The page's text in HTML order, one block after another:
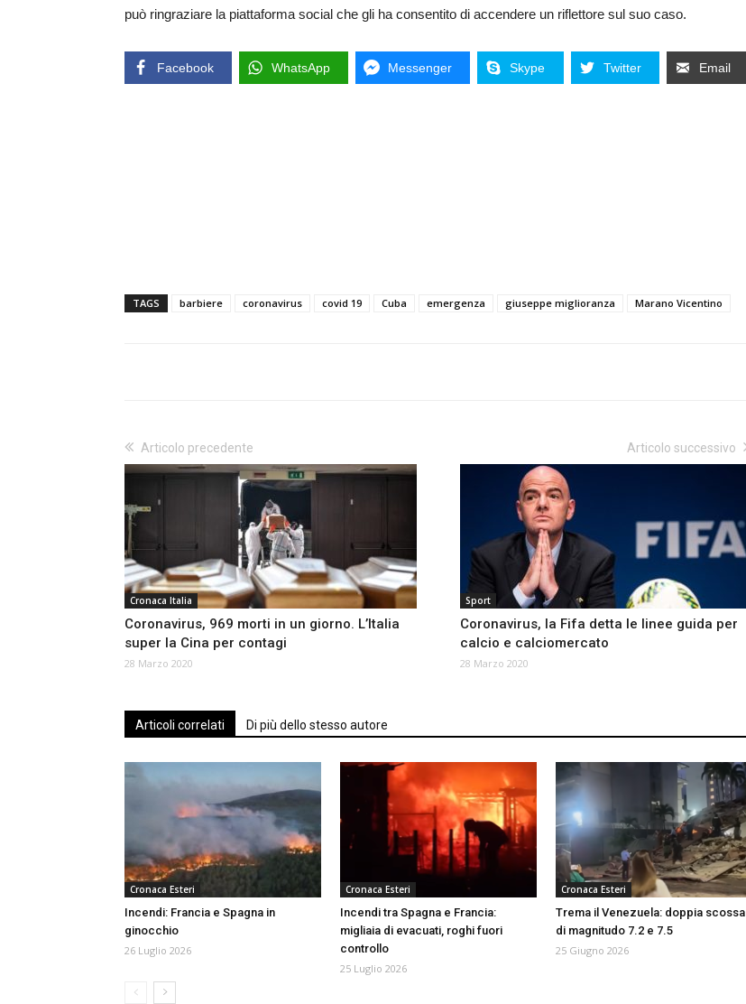
può ringraziare la piattaforma social che gli ha consentito di accendere un riflettore sul suo caso.
Facebook WhatsApp Messenger Skype Twitter Email
TAGS barbiere coronavirus covid 19 Cuba emergenza giuseppe miglioranza Marano Vicentino
Articolo precedente
Cronaca Italia
Coronavirus, 969 morti in un giorno. L’Italia
super la Cina per contagi
28 Marzo 2020
Articolo successivo
Sport
Coronavirus, la Fifa detta le linee guida per
calcio e calciomercato
28 Marzo 2020
Articoli correlati Di più dello stesso autore
Cronaca Esteri
Incendi: Francia e Spagna in
ginocchio
26 Luglio 2026
Cronaca Esteri
Incendi tra Spagna e Francia:
migliaia di evacuati, roghi fuori
controllo
25 Luglio 2026
Cronaca Esteri
Trema il Venezuela: doppia scossa
di magnitudo 7.2 e 7.5
25 Giugno 2026